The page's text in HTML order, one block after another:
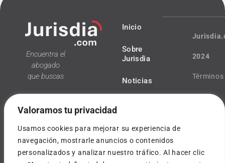
Valoramos tu privacidad
Usamos cookies para mejorar su experiencia de
navegación, mostrarle anuncios o contenidos
personalizados y analizar nuestro tráfico. Al hacer clic
Encuentra el
abogado
que buscas
Inicio
Sobre
Jurisdia
Noticias
¿Tienes
2024
Términos
y
de